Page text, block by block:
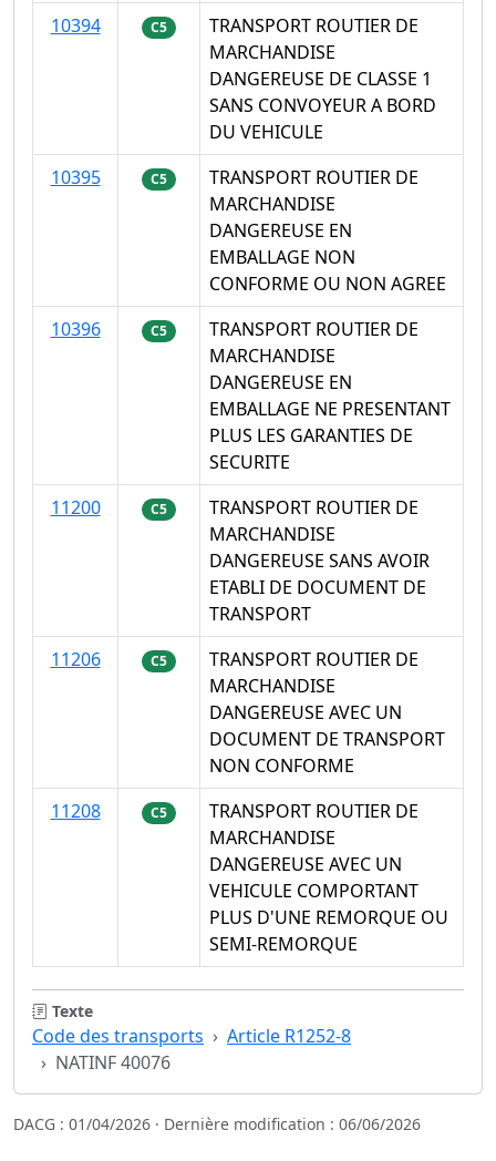
10394
C5
TRANSPORT ROUTIER DE
MARCHANDISE
DANGEREUSE DE CLASSE 1
SANS CONVOYEUR A BORD
DU VEHICULE
10395
C5
TRANSPORT ROUTIER DE
MARCHANDISE
DANGEREUSE EN
EMBALLAGE NON
CONFORME OU NON AGREE
10396
C5
TRANSPORT ROUTIER DE
MARCHANDISE
DANGEREUSE EN
EMBALLAGE NE PRESENTANT
PLUS LES GARANTIES DE
SECURITE
11200
C5
TRANSPORT ROUTIER DE
MARCHANDISE
DANGEREUSE SANS AVOIR
ETABLI DE DOCUMENT DE
TRANSPORT
11206
C5
TRANSPORT ROUTIER DE
MARCHANDISE
DANGEREUSE AVEC UN
DOCUMENT DE TRANSPORT
NON CONFORME
11208
C5
TRANSPORT ROUTIER DE
MARCHANDISE
DANGEREUSE AVEC UN
VEHICULE COMPORTANT
PLUS D'UNE REMORQUE OU
SEMI-REMORQUE
Texte
Code des transports
Article R1252-8
NATINF 40076
DACG : 01/04/2026 · Dernière modification : 06/06/2026